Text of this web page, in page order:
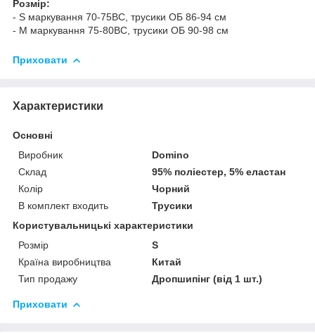
Розмір:
- S маркування 70-75ВС, трусики ОБ 86-94 см
- М маркування 75-80ВС, трусики ОБ 90-98 см
Приховати
Характеристики
Основні
Виробник
Domino
Склад
95% поліестер, 5% еластан
Колір
Чорний
В комплект входить
Трусики
Користувальницькі характеристики
Розмір
S
Країна виробництва
Китай
Тип продажу
Дропшипінг (від 1 шт.)
Приховати